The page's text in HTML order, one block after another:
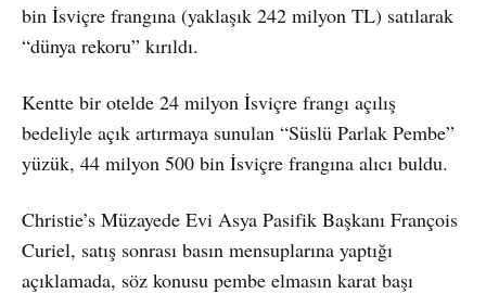
bin İsviçre frangına (yaklaşık 242 milyon TL) satılarak
“dünya rekoru” kırıldı.
Kentte bir otelde 24 milyon İsviçre frangı açılış
bedeliyle açık artırmaya sunulan “Süslü Parlak Pembe”
yüzük, 44 milyon 500 bin İsviçre frangına alıcı buldu.
Christie’s Müzayede Evi Asya Pasifik Başkanı François
Curiel, satış sonrası basın mensuplarına yaptığı
açıklamada, söz konusu pembe elmasın karat başı